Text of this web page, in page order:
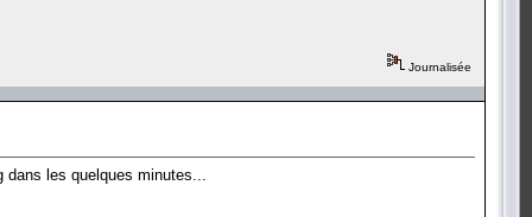
Journalisée
les quelques minutes...